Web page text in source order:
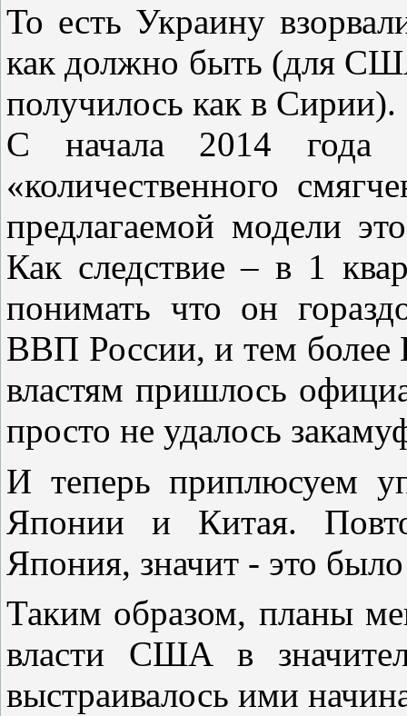
То есть Украину
как должно быть (для
получилось как в Сирии).
С начала 2014 года
«количественного
предлагаемой модели
Как следствие – в 1
понимать что он
ВВП России, и тем более
властям пришлось
просто не удалось
И теперь приплюсуем
Японии и Китая.
Япония, значит - это
Таким образом, планы
власти США в
выстраивалось ими